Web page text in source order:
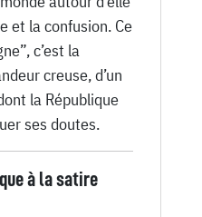
et la confusion. Ce
c’est la
creuse, d’un
la République
ses doutes.
à la satire